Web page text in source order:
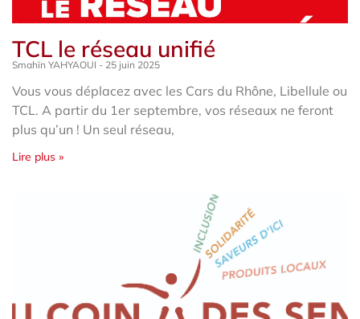
TCL le réseau unifié
Smahïn YAHYAOUI 25 juin 2025
Vous vous déplacez avec les Cars du Rhône, Libellule ou
TCL. A partir du 1er septembre, vos réseaux ne feront
plus qu’un ! Un seul réseau,
Lire plus »